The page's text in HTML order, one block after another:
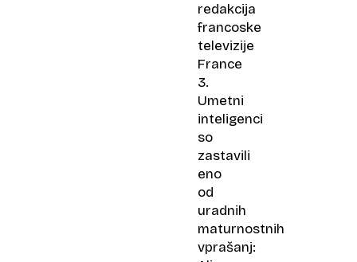
redakcija
francoske
televizije
France
3.
Umetni
inteligenci
so
zastavili
eno
od
uradnih
maturnostnih
vprašanj: